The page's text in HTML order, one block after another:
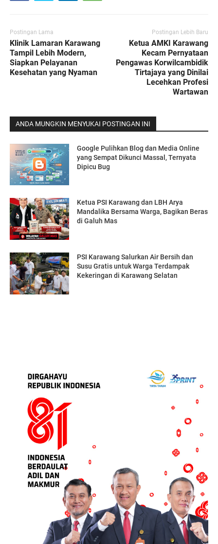
Postingan Lama
Klinik Lamaran Karawang
Tampil Lebih Modern,
Siapkan Pelayanan
Kesehatan yang Nyaman
Postingan Lebih Baru
Ketua AMKI Karawang
Kecam Pernyataan
Pengawas Korwilcambidik
Tirtajaya yang Dinilai
Lecehkan Profesi
Wartawan
ANDA MUNGKIN MENYUKAI POSTINGAN INI
Google Pulihkan Blog dan Media Online
yang Sempat Dikunci Massal, Ternyata
Dipicu Bug
Ketua PSI Karawang dan LBH Arya
Mandalika Bersama Warga, Bagikan Beras
di Galuh Mas
PSI Karawang Salurkan Air Bersih dan
Susu Gratis untuk Warga Terdampak
Kekeringan di Karawang Selatan